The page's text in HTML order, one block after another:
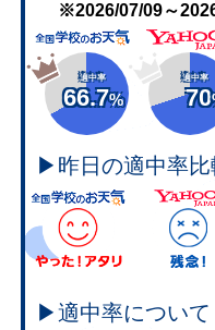
※2026/07/09～
適中率
66.7%
適中率
70
▶昨日の適中率比
▶適中率について